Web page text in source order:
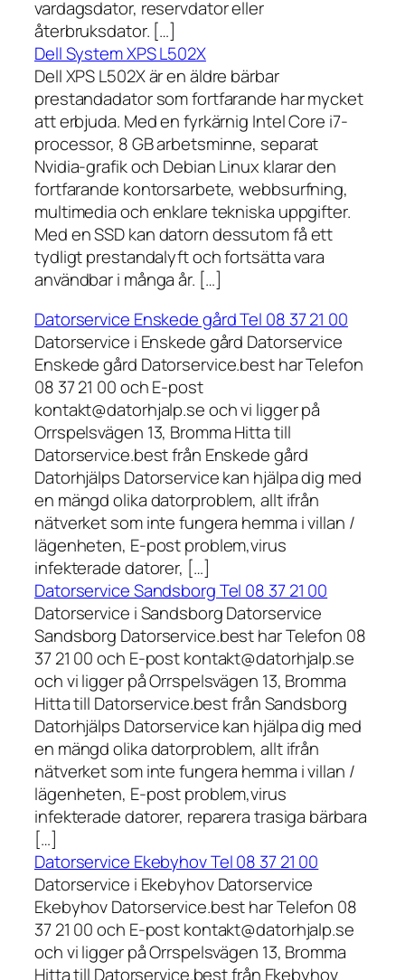
vardagsdator, reservdator eller
återbruksdator. […]
Dell System XPS L502X
Dell XPS L502X är en äldre bärbar
prestandadator som fortfarande har mycket
att erbjuda. Med en fyrkärnig Intel Core i7-
processor, 8 GB arbetsminne, separat
Nvidia-grafik och Debian Linux klarar den
fortfarande kontorsarbete, webbsurfning,
multimedia och enklare tekniska uppgifter.
Med en SSD kan datorn dessutom få ett
tydligt prestandalyft och fortsätta vara
användbar i många år. […]
Datorservice Enskede gård Tel 08 37 21 00
Datorservice i Enskede gård Datorservice
Enskede gård Datorservice.best har Telefon
08 37 21 00 och E-post
kontakt@datorhjalp.se och vi ligger på
Orrspelsvägen 13, Bromma Hitta till
Datorservice.best från Enskede gård
Datorhjälps Datorservice kan hjälpa dig med
en mängd olika datorproblem, allt ifrån
nätverket som inte fungera hemma i villan /
lägenheten, E-post problem,virus
infekterade datorer, […]
Datorservice Sandsborg Tel 08 37 21 00
Datorservice i Sandsborg Datorservice
Sandsborg Datorservice.best har Telefon 08
37 21 00 och E-post kontakt@datorhjalp.se
och vi ligger på Orrspelsvägen 13, Bromma
Hitta till Datorservice.best från Sandsborg
Datorhjälps Datorservice kan hjälpa dig med
en mängd olika datorproblem, allt ifrån
nätverket som inte fungera hemma i villan /
lägenheten, E-post problem,virus
infekterade datorer, reparera trasiga bärbara
[…]
Datorservice Ekebyhov Tel 08 37 21 00
Datorservice i Ekebyhov Datorservice
Ekebyhov Datorservice.best har Telefon 08
37 21 00 och E-post kontakt@datorhjalp.se
och vi ligger på Orrspelsvägen 13, Bromma
Hitta till Datorservice.best från Ekebyhov